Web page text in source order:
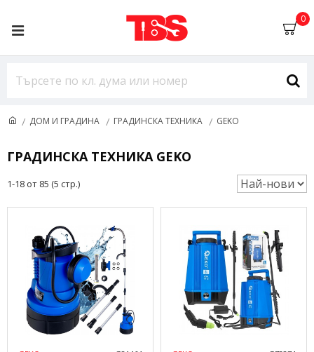
0
ДОМ И ГРАДИНА ГРАДИНСКА ТЕХНИКА GEKO
ГРАДИНСКА ТЕХНИКА GEKO
1-18 от 85 (5 стр.)